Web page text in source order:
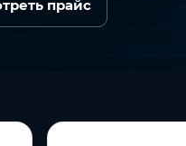
прайс